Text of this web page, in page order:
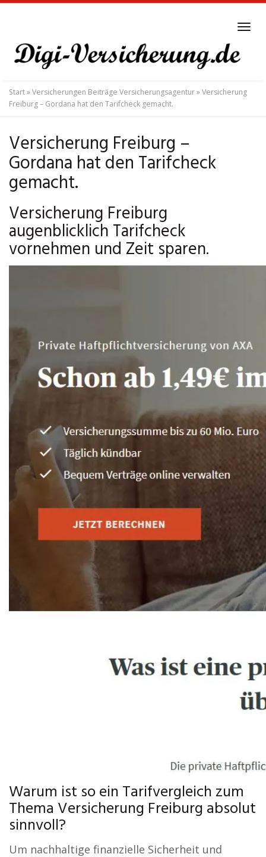
main
content
Start»Versicherungen Beiträge Versicherungsagentur»Versicherung
Freiburg – Gordana hat den Tarifcheck gemacht.
Versicherung Freiburg –
Gordana hat den Tarifcheck
gemacht.
Versicherung Freiburg
augenblicklich Tarifcheck
vornehmen und Zeit sparen.
Warum ist so ein Tarifvergleich zum
Thema Versicherung Freiburg absolut
sinnvoll?
Um nachhaltige finanzielle Sicherheit und